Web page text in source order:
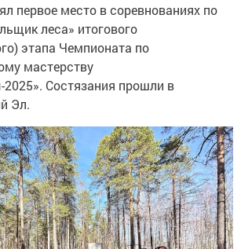
первое место в соревнованиях по
леса» итогового
этапа Чемпионата по
мастерству
Состязания прошли в
Эл.